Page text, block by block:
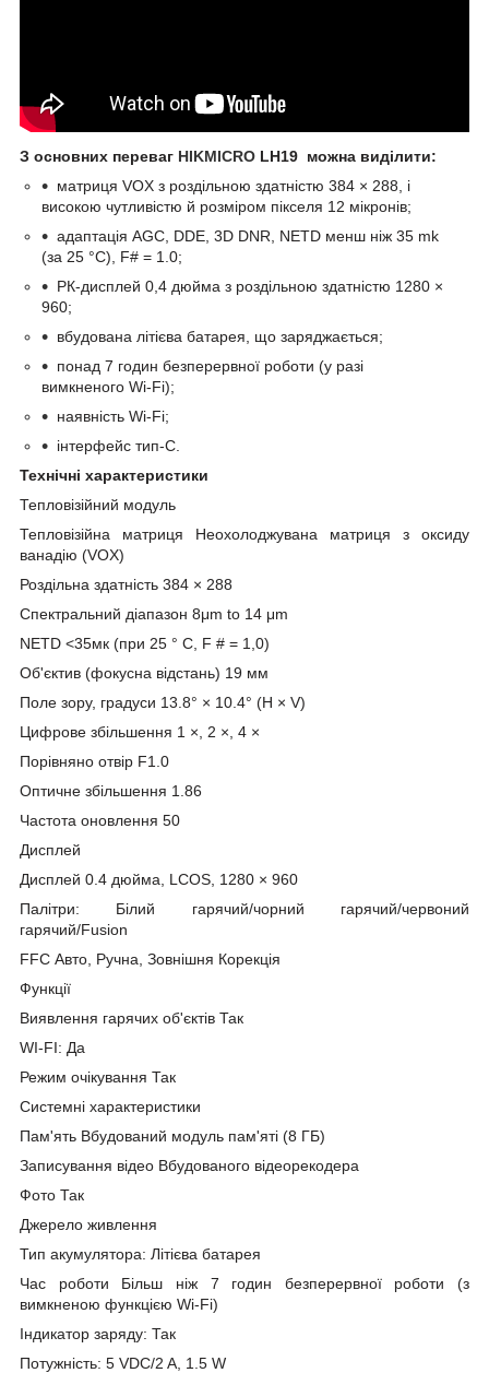
З основних переваг HIKMICRO LH19 можна виділити:
матриця VOX з роздільною здатністю 384 × 288, і
високою чутливістю й розміром пікселя 12 мікронів;
адаптація AGC, DDE, 3D DNR, NETD менш ніж 35 mk
(за 25 °C), F# = 1.0;
РК-дисплей 0,4 дюйма з роздільною здатністю 1280 ×
960;
вбудована літієва батарея, що заряджається;
понад 7 годин безперервної роботи (у разі
вимкненого Wi-Fi);
наявність Wi-Fi;
інтерфейс тип-C.
Технічні характеристики
Тепловізійний модуль
Тепловізійна матриця Неохолоджувана матриця з оксиду
ванадію (VOX)
Роздільна здатність 384 × 288
Спектральний діапазон 8μm to 14 μm
NETD <35мк (при 25 ° C, F # = 1,0)
Об'єктив (фокусна відстань) 19 мм
Поле зору, градуси 13.8° × 10.4° (H × V)
Цифрове збільшення 1 ×, 2 ×, 4 ×
Порівняно отвір F1.0
Оптичне збільшення 1.86
Частота оновлення 50
Дисплей
Дисплей 0.4 дюйма, LCOS, 1280 × 960
Палітри: Білий гарячий/чорний гарячий/червоний
гарячий/Fusion
FFC Авто, Ручна, Зовнішня Корекція
Функції
Виявлення гарячих об'єктів Так
WI-FI: Да
Режим очікування Так
Системні характеристики
Пам'ять Вбудований модуль пам'яті (8 ГБ)
Записування відео Вбудованого відеорекодера
Фото Так
Джерело живлення
Тип акумулятора: Літієва батарея
Час роботи Більш ніж 7 годин безперервної роботи (з
вимкненою функцією Wi-Fi)
Індикатор заряду: Так
Потужність: 5 VDC/2 A, 1.5 W